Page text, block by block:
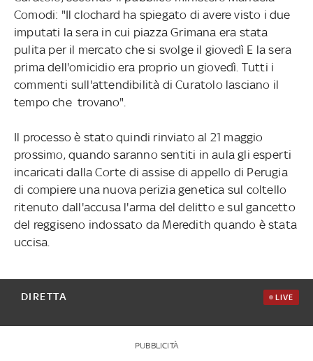
Comodi: "Il clochard ha spiegato di avere visto i due
imputati la sera in cui piazza Grimana era stata
pulita per il mercato che si svolge il giovedì E la sera
prima dell'omicidio era proprio un giovedì. Tutti i
commenti sull'attendibilità di Curatolo lasciano il
tempo che trovano".
Il processo è stato quindi rinviato al 21 maggio
prossimo, quando saranno sentiti in aula gli esperti
incaricati dalla Corte di assise di appello di Perugia
di compiere una nuova perizia genetica sul coltello
ritenuto dall'accusa l'arma del delitto e sul gancetto
del reggiseno indossato da Meredith quando è stata
uccisa.
DIRETTA LIVE
PUBBLICITÀ